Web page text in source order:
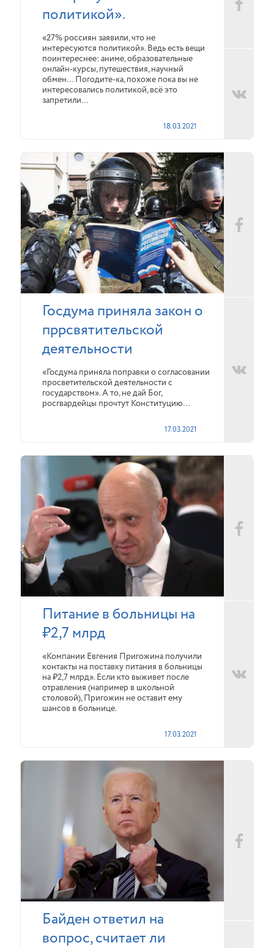
политикой».
«27% россиян заявили, что не
интересуются политикой». Ведь есть вещи
поинтереснее: аниме, образовательные
онлайн-курсы, путешествия, научный
обмен… Погодите-ка, похоже пока вы не
интересовались политикой, всё это
запретили…
18.03.2021
Госдума приняла закон о
пррсвятительской
деятельности
«Госдума приняла поправки о согласовании
просветительской деятельности с
государством». А то, не дай Бог,
росгвардейцы прочтут Конституцию…
17.03.2021
Питание в больницы на
₽2,7 млрд
«Компании Евгения Пригожина получили
контакты на поставку питания в больницы
на ₽2,7 млрд». Если кто выживет после
отравления (например в школьной
столовой), Пригожин не оставит ему
шансов в больнице.
17.03.2021
Байден ответил на
вопрос, считает ли